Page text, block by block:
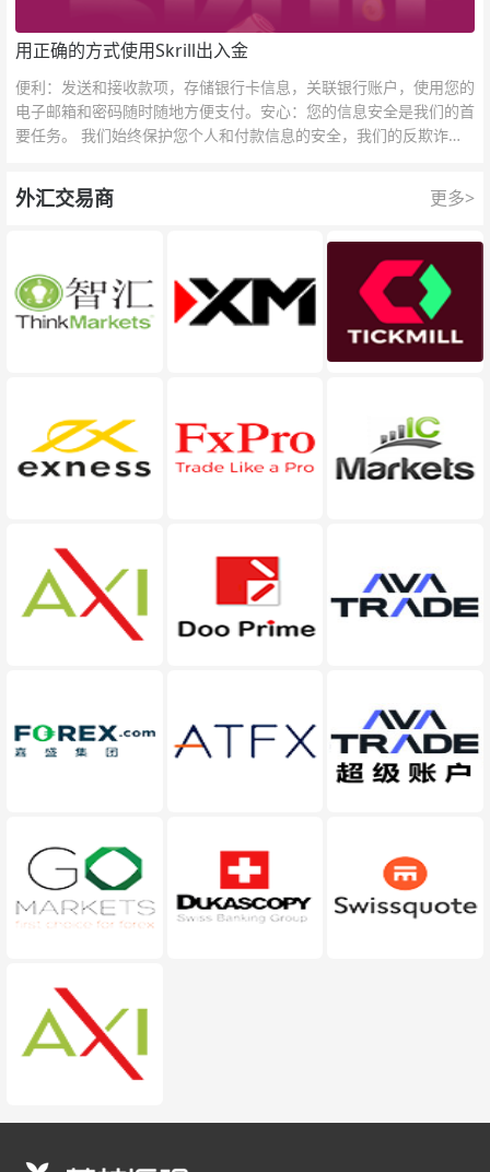
用正确的方式使用Skrill出入金
便利：发送和接收款项，存储银行卡信息，关联银行账户，使用您的
电子邮箱和密码随时随地方便支付。安心：您的信息安全是我们的首
要任务。 我们始终保护您个人和付款信息的安全，我们的反欺诈团
外汇交易商 更多>